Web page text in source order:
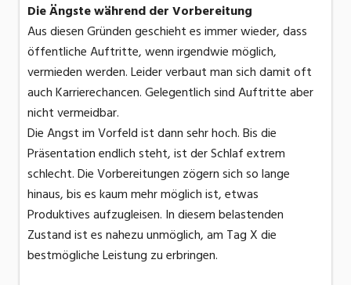
Die Ängste während der Vorbereitung
Aus diesen Gründen geschieht es immer wieder, dass
öffentliche Auftritte, wenn irgendwie möglich,
vermieden werden. Leider verbaut man sich damit oft
auch Karrierechancen. Gelegentlich sind Auftritte aber
nicht vermeidbar.
Die Angst im Vorfeld ist dann sehr hoch. Bis die
Präsentation endlich steht, ist der Schlaf extrem
schlecht. Die Vorbereitungen zögern sich so lange
hinaus, bis es kaum mehr möglich ist, etwas
Produktives aufzugleisen. In diesem belastenden
Zustand ist es nahezu unmöglich, am Tag X die
bestmögliche Leistung zu erbringen.